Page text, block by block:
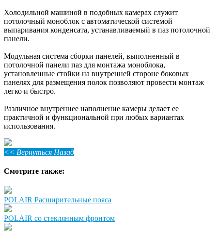
Холодильной машиной в подобных камерах служит
потолочный моноблок с автоматической системой
выпаривания конденсата, устанавливаемый в паз потолочной
панели.
Модульная система сборки панелей, выполненный в
потолочной панели паз для монтажа моноблока,
установленные стойки на внутренней стороне боковых
панелях для размещения полок позволяют провести монтаж
легко и быстро.
Различное внутреннее наполнение камеры делает ее
практичной и функциональной при любых вариантах
использования.
<< Вернуться Назад
Смотрите также:
POLAIR Расширительные пояса
POLAIR со стеклянным фронтом